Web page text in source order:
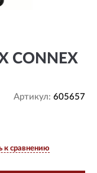
CONNEX
Артикул: 605657
к сравнению